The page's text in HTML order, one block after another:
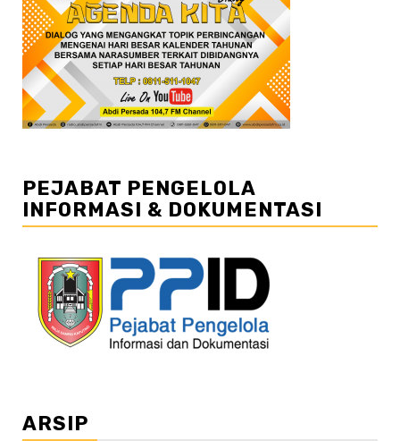
PEJABAT PENGELOLA
INFORMASI & DOKUMENTASI
ARSIP